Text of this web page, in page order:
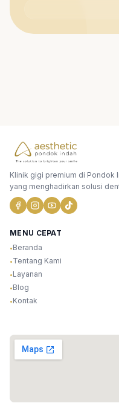
Klinik gigi premium di Pondok
yang menghadirkan solusi
MENU CEPAT
•Beranda
•Tentang Kami
•Layanan
•Blog
•Kontak